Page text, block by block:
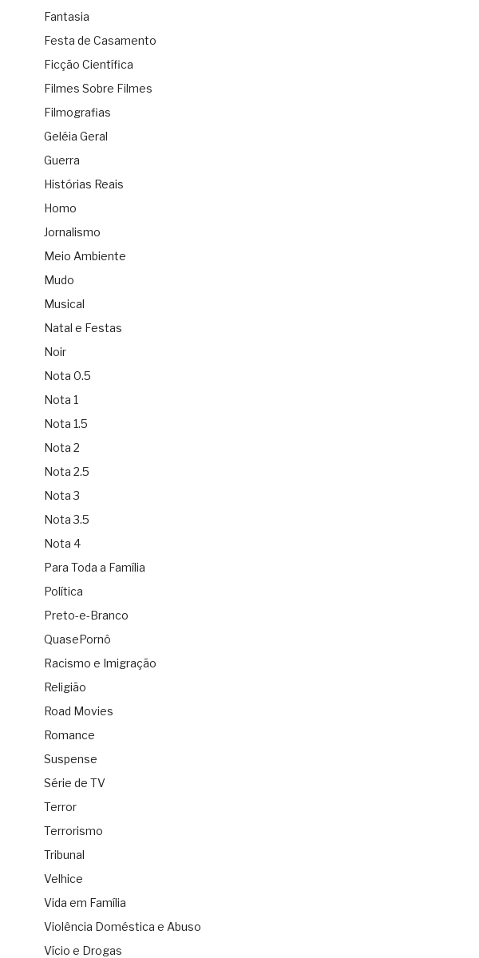
Fantasia
Festa de Casamento
Ficção Científica
Filmes Sobre Filmes
Filmografias
Geléia Geral
Guerra
Histórias Reais
Homo
Jornalismo
Meio Ambiente
Mudo
Musical
Natal e Festas
Noir
Nota 0.5
Nota 1
Nota 1.5
Nota 2
Nota 2.5
Nota 3
Nota 3.5
Nota 4
Para Toda a Família
Política
Preto-e-Branco
QuasePornô
Racismo e Imigração
Religião
Road Movies
Romance
Suspense
Série de TV
Terror
Terrorismo
Tribunal
Velhice
Vida em Família
Violência Doméstica e Abuso
Vício e Drogas